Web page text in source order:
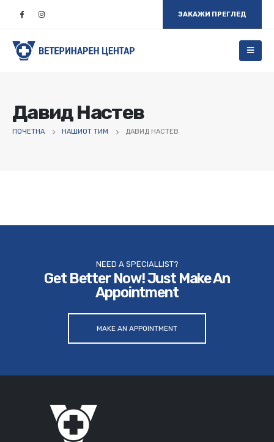
ЗАКАЖИ ПРЕГЛЕД
Давид Настев
ПОЧЕТНА НАШИОТ ТИМ ДАВИД НАСТЕВ
NEED A SPECIALLIST?
Get Better Now! Just Make An
Appointment
MAKE AN APPOINTMENT